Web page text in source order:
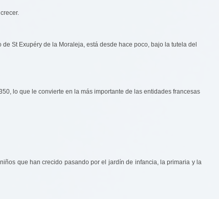
St Exupéry de la Moraleja, está desde hace poco, bajo la tutela del
lo que le convierte en la más importante de las entidades francesas
que han crecido pasando por el jardín de infancia, la primaria y la